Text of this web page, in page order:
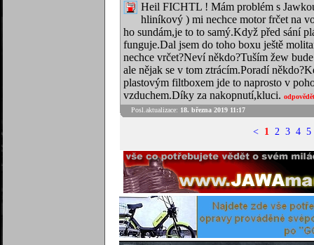
Heil FICHTL ! Mám problém s
hliníkový ) mi nechce motor frčet na
ho sundám,je to to samý.Když před sání
funguje.Dal jsem do toho boxu ještě
nechce vrčet?Neví někdo?Tuším žew
ale nějak se v tom ztrácím.Poradí
plastovým filtboxem jde to naprosto v
vzduchem.Díky za nakopnutí,kluci. odpovědět
Posl.aktualizace: 18. března 2019 11:17
< 1 2 3 4 5